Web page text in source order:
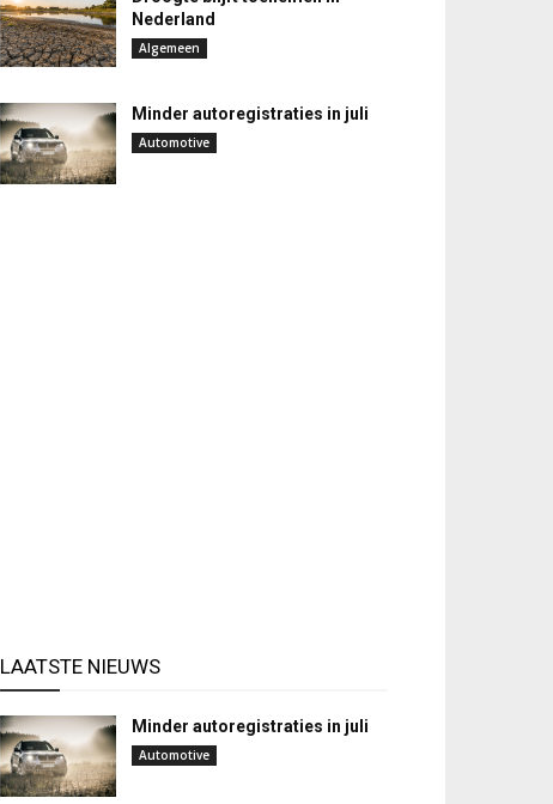
Nederland
Algemeen
Minder autoregistraties in juli
Automotive
LAATSTE NIEUWS
Minder autoregistraties in juli
Automotive